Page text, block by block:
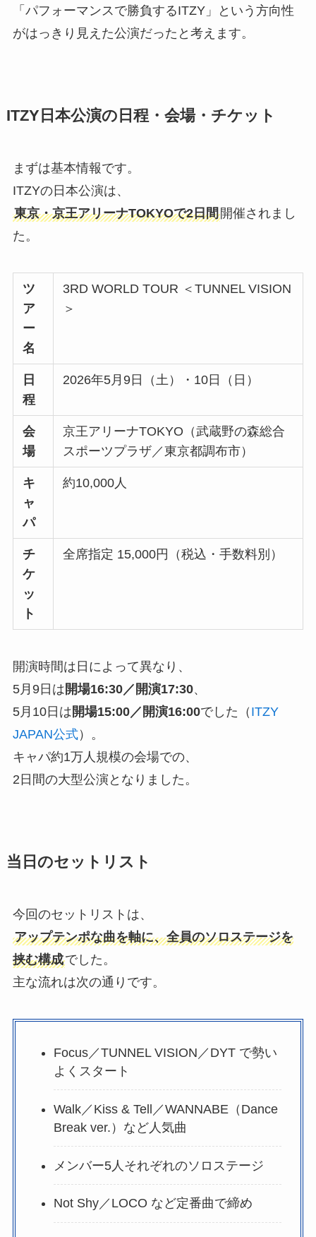
「パフォーマンスで勝負するITZY」という方向性
がはっきり見えた公演だったと考えます。
ITZY日本公演の日程・会場・チケット
まずは基本情報です。
ITZYの日本公演は、
東京・京王アリーナTOKYOで2日間開催されまし
た。
ツ
ア
ー
名
3RD WORLD TOUR ＜TUNNEL VISION
＞
日
程
2026年5月9日（土）・10日（日）
会
場
京王アリーナTOKYO（武蔵野の森総合
スポーツプラザ／東京都調布市）
キ
ャ
パ
約10,000人
チ
ケ
ッ
ト
全席指定 15,000円（税込・手数料別）
開演時間は日によって異なり、
5月9日は 開場16:30／開演17:30、
5月10日は 開場15:00／開演16:00でした（ ITZY
JAPAN公式）。
キャパ約1万人規模の会場での、
2日間の大型公演となりました。
当日のセットリスト
今回のセットリストは、
アップテンポな曲を軸に、全員のソロステージを
挟む構成でした。
主な流れは次の通りです。
Focus／TUNNEL VISION／DYT で勢い
よくスタート
Walk／Kiss & Tell／WANNABE（Dance
Break ver.）など人気曲
メンバー5人それぞれのソロステージ
Not Shy／LOCO など定番曲で締め